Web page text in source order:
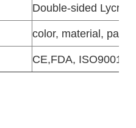
Double-sided Lycra
color, material,
CE,FDA,